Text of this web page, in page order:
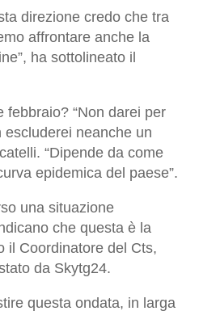
direzione credo che tra
affrontare anche la
ha sottolineato il
febbraio? “Non darei per
neanche un
“Dipende da come
epidemica del paese”.
una situazione
che questa è la
il Coordinatore del Cts,
da Skytg24.
questa ondata, in larga